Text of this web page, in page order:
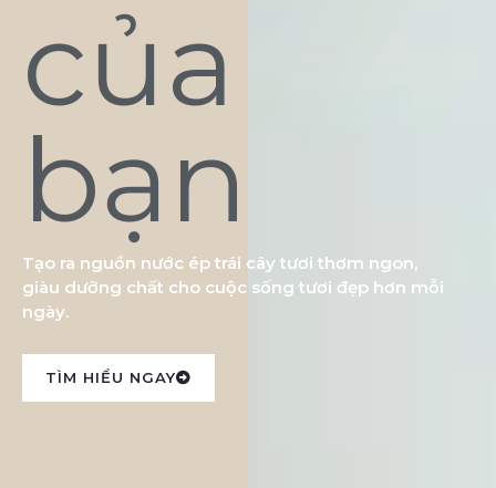
của
bạn
Tạo ra nguồn nước ép trái cây tươi thơm ngon,
giàu dưỡng chất cho cuộc sống tươi đẹp hơn mỗi
ngày.
TÌM HIỂU NGAY